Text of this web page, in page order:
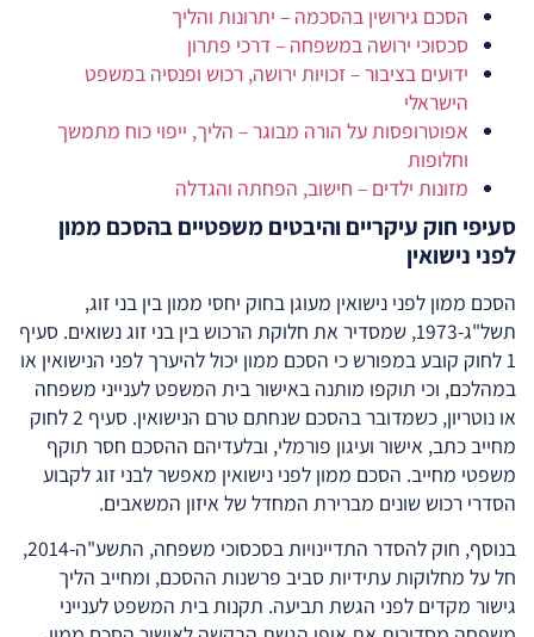
הסכם גירושין בהסכמה – יתרונות והליך
סכסוכי ירושה במשפחה – דרכי פתרון
ידועים בציבור – זכויות ירושה, רכוש ופנסיה במשפט
הישראלי
אפוטרופסות על הורה מבוגר – הליך, ייפוי כוח מתמשך
וחלופות
מזונות ילדים – חישוב, הפחתה והגדלה
סעיפי חוק עיקריים והיבטים משפטיים בהסכם ממון
לפני נישואין
הסכם ממון לפני נישואין מעוגן בחוק יחסי ממון בין בני זוג,
תשל"ג-1973, שמסדיר את חלוקת הרכוש בין בני זוג נשואים. סעיף
1 לחוק קובע במפורש כי הסכם ממון יכול להיערך לפני הנישואין או
במהלכם, וכי תוקפו מותנה באישור בית המשפט לענייני משפחה
או נוטריון, כשמדובר בהסכם שנחתם טרם הנישואין. סעיף 2 לחוק
מחייב כתב, אישור ועיגון פורמלי, ובלעדיהם ההסכם חסר תוקף
משפטי מחייב. הסכם ממון לפני נישואין מאפשר לבני זוג לקבוע
הסדרי רכוש שונים מברירת המחדל של איזון המשאבים.
בנוסף, חוק להסדר התדיינויות בסכסוכי משפחה, התשע"ה-2014,
חל על מחלוקות עתידיות סביב פרשנות ההסכם, ומחייב הליך
גישור מקדים לפני הגשת תביעה. תקנות בית המשפט לענייני